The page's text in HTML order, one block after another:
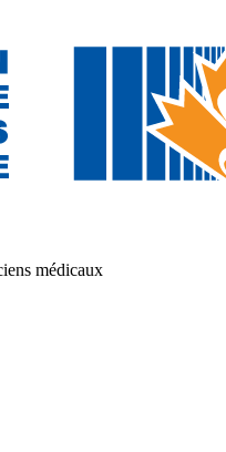
médicaux